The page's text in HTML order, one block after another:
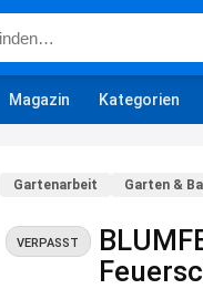
Magazin Kategorien
Gartenarbeit Garten &
VERPASST